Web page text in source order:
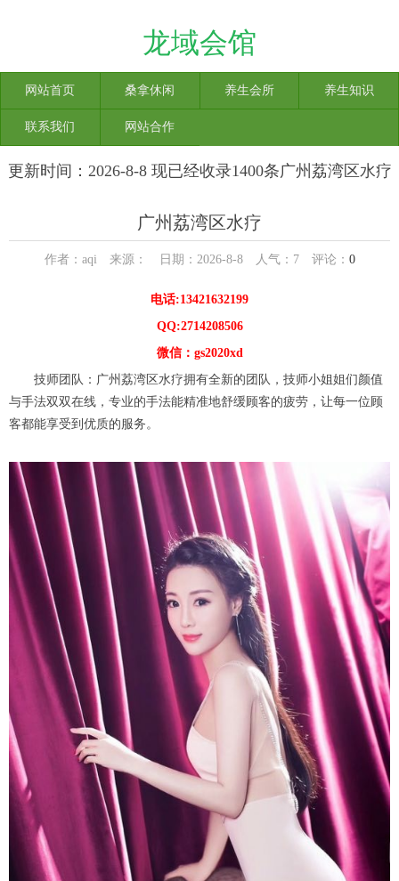
龙域会馆
网站首页 桑拿休闲 养生会所 养生知识
联系我们 网站合作
更新时间：2026-8-8 现已经收录1400条广州荔湾区水疗
广州荔湾区水疗
作者：aqi 来源： 日期：2026-8-8 人气： 7评论： 0
电话:13421632199
QQ:2714208506
微信：gs2020xd
技师团队：广州荔湾区水疗拥有全新的团队，技师小姐姐们颜值
与手法双双在线，专业的手法能精准地舒缓顾客的疲劳，让每一位顾
客都能享受到优质的服务。